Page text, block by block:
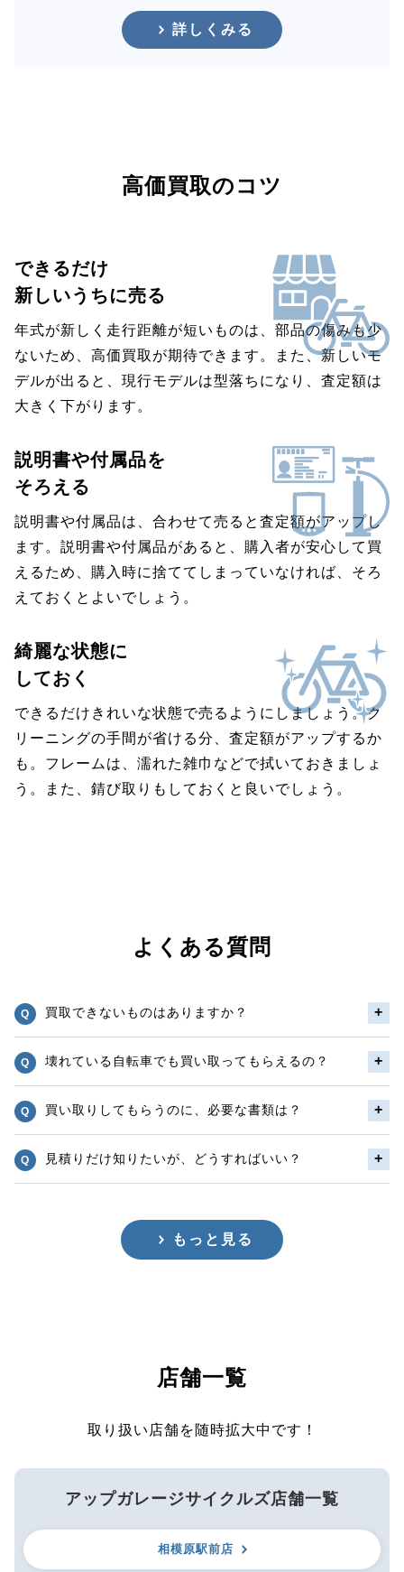
詳しくみる
高価買取のコツ
できるだけ
新しいうちに売る
年式が新しく走行距離が短いものは、部品の傷みも少
ないため、高価買取が期待できます。また、新しいモ
デルが出ると、現行モデルは型落ちになり、査定額は
大きく下がります。
説明書や付属品を
そろえる
説明書や付属品は、合わせて売ると査定額がアップし
ます。説明書や付属品があると、購入者が安心して買
えるため、購入時に捨ててしまっていなければ、そろ
えておくとよいでしょう。
綺麗な状態に
しておく
できるだけきれいな状態で売るようにしましょう。ク
リーニングの手間が省ける分、査定額がアップするか
も。フレームは、濡れた雑巾などで拭いておきましょ
う。また、錆び取りもしておくと良いでしょう。
よくある質問
買取できないものはありますか？
壊れている自転車でも買い取ってもらえるの？
買い取りしてもらうのに、必要な書類は？
見積りだけ知りたいが、どうすればいい？
もっと見る
店舗一覧
取り扱い店舗を随時拡大中です！
アップガレージサイクルズ店舗一覧
相模原駅前店